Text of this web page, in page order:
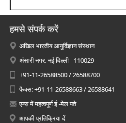
हमसे संपर्क करें
अखिल भारतीय आयुर्विज्ञान संस्थान
अंसारी नगर, नई दिल्ली - 110029
+91-11-26588500 / 26588700
फैक्स: +91-11-26588663 / 26588641
एम्स में महत्वपूर्ण ई -मेल पते
आपकी प्रतिक्रिया दें